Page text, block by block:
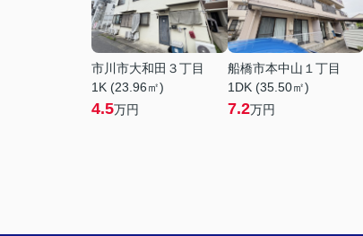
市川市大和田３丁目
1K (23.96㎡)
4.5万円
船橋市本中山１丁目
1DK (35.50㎡)
7.2万円